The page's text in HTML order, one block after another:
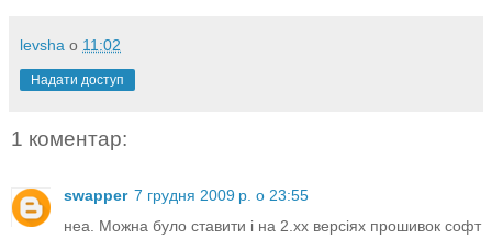
levsha о 11:02
Надати доступ
1 коментар:
swapper 7 грудня 2009 р. о 23:55
неа. Можна було ставити і на 2.хх версіях прошивок софт